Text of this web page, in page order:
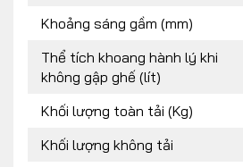
Khoảng sáng gầm (mm)
Thể tích khoang hành lý khi
không gập ghế (lít)
Khối lượng toàn tải (Kg)
Khối lượng không tải